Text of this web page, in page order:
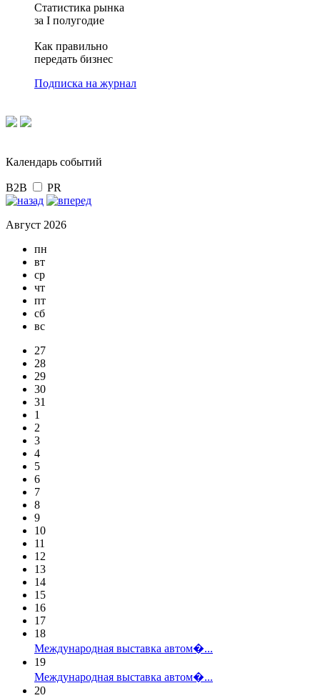
Статистика рынка
за I полугодие
Как правильно
передать бизнес
Подписка на журнал
Календарь событий
B2B PR
Август 2026
пн
вт
ср
чт
пт
сб
вс
27
28
29
30
31
1
2
3
4
5
6
7
8
9
10
11
12
13
14
15
16
17
18
Международная выставка автом�...
19
Международная выставка автом�...
20